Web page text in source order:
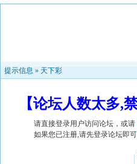
提示信息 » 天下彩
【论坛人数太多,
请直接登录用户访问论坛，或请
如果您已注册,请先登录论坛即